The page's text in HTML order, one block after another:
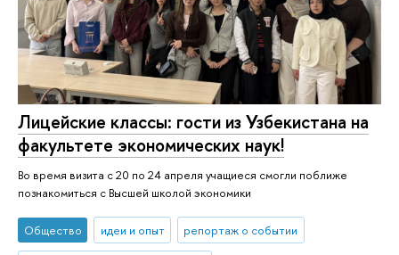
Лицейские классы: гости из Узбекистана на
факультете экономических наук!
Во время визита с 20 по 24 апреля учащиеся смогли поближе
познакомиться с Высшей школой экономики
Общество идеи и опыт репортаж о событии